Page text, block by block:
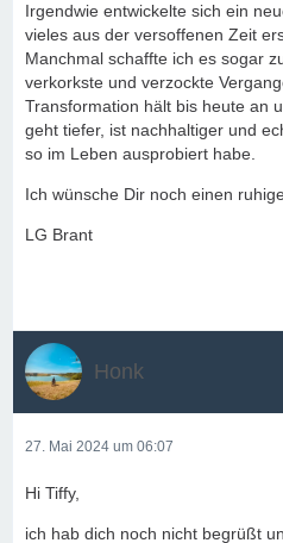
Irgendwie entwickelte sich ein
vieles aus der versoffenen Zeit
Manchmal schaffte ich es sogar
verkorkste und verzockte
Transformation hält bis heute an
geht tiefer, ist nachhaltiger und
so im Leben ausprobiert habe.
Ich wünsche Dir noch einen
LG Brant
Honk
27. Mai 2024 um 06:07
Hi Tiffy,
ich hab dich noch nicht begrüßt